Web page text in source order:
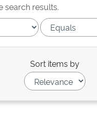
search results.
Sort items by